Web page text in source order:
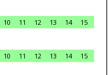
10 11 12 13 14
15
10 11 12 13 14
15